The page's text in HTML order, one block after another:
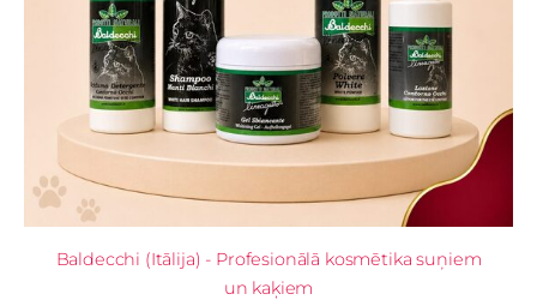
Baldecchi (Itālija) - Profesionālā kosmētika suņiem
un kaķiem